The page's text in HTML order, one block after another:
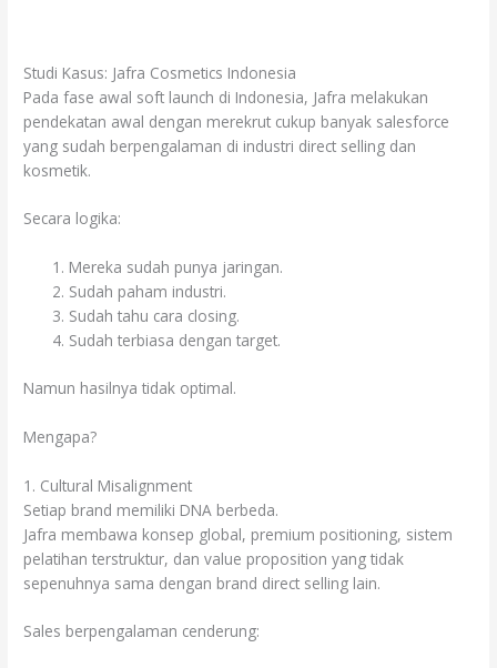
Studi Kasus: Jafra Cosmetics Indonesia
Pada fase awal soft launch di Indonesia, Jafra melakukan
pendekatan awal dengan merekrut cukup banyak salesforce
yang sudah berpengalaman di industri direct selling dan
kosmetik.
Secara logika:
Mereka sudah punya jaringan.
Sudah paham industri.
Sudah tahu cara closing.
Sudah terbiasa dengan target.
Namun hasilnya tidak optimal.
Mengapa?
1. Cultural Misalignment
Setiap brand memiliki DNA berbeda.
Jafra membawa konsep global, premium positioning, sistem
pelatihan terstruktur, dan value proposition yang tidak
sepenuhnya sama dengan brand direct selling lain.
Sales berpengalaman cenderung: